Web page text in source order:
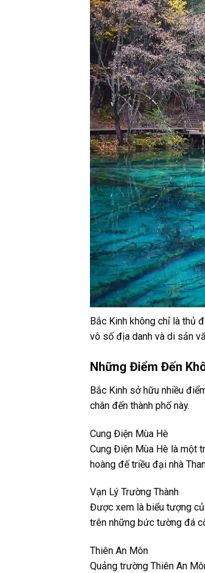
Bắc Kinh không chỉ là thủ
vô số địa danh và di sản
Những Điểm Đến
Bắc Kinh sở hữu nhiều
chân đến thành phố này.
Cung Điện Mùa Hè
Cung Điện Mùa Hè là một
hoàng đế triều đại nhà
Vạn Lý Trường Thành
Được xem là biểu tượng
trên những bức tường đá
Thiên An Môn
Quảng trường Thiên An